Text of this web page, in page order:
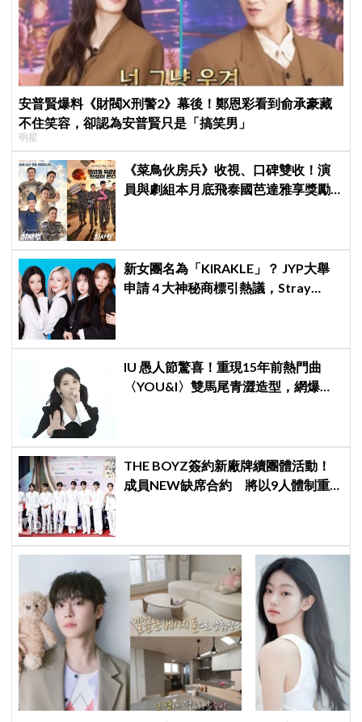
安普賢爆料《財閥X刑警2》幕後！鄭恩彩看到俞承豪藏
不住笑容，卻認為安普賢只是「搞笑男」
明星
《菜鳥伙房兵》收視、口碑雙收！演
員與劇組本月底飛泰國芭達雅享獎勵
新女團名為「KIRAKLE」？ JYP大舉
申請 4 大神秘商標引熱議，Stray
IU 愚人節驚喜！重現15年前熱門曲
〈YOU&I〉雙馬尾青澀造型，網爆
THE BOYZ簽約新廠牌續團體活動！
成員NEW缺席合約 將以9人體制重